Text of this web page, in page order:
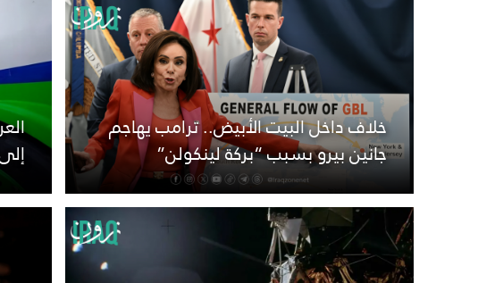
خلاف داخل البيت الأبيض.. ترامب يهاجم
جانين بيرو بسبب “بركة لينكولن”